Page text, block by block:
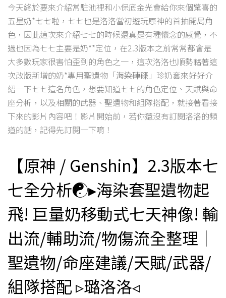
今天終於要來介紹常駐池裡和小保底金光會給你來個驚喜的
五星奶*七七啦，七七也是洛洛當初遊玩原神的首抽開局角
色，因此這次來介紹七七的時候還真是有種懷念的感覺，不
過也因為七七主要是奶**定位，在2.3版本之前常常都會是
大多數玩家很害怕歪到的角色之一，這次洛洛也順勢藉著這
次改版新增的奶*專用聖遺物「海染硨磲 」珍奶套來好好介
紹一下七七這名角色，想要知道七七的角色定位、天賦與命
座分析，以及相關的武器、聖遺物和組隊搭配，就接著看接
下來的影片內容吧！影片開始前，若你還沒有訂閱洛洛的頻
道的話，記得先訂閱一下唷！
【原神 / Genshin】2.3版本七
七全分析☯▸海染套聖遺物起
飛! 巨量奶移動式七天神像! 輸
出流/輔助流/物傷流全整理｜
聖遺物/命座建議/天賦/武器/
組隊搭配 ▹璐洛洛◃